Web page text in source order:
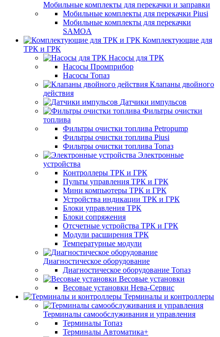
Мобильные комплекты для перекачки и заправки
Мобильные комплекты для перекачки Piusi
Мобильные комплекты для перекачки
SAMOA
Комплектующие для
ТРК и ГРК
Насосы для ТРК
Насосы Промприбор
Насосы Топаз
Клапаны двойного
действия
Датчики импульсов
Фильтры очистки
топлива
Фильтры очистки топлива Petropump
Фильтры очистки топлива Piusi
Фильтры очистки топлива Топаз
Электронные
устройства
Контроллеры ТРК и ГРК
Пульты управления ТРК и ГРК
Мини компьютеры ТРК и ГРК
Устройства индикации ТРК и ГРК
Блоки управления ТРК
Блоки сопряжения
Отсчетные устройства ТРК и ГРК
Модули расширения ТРК
Температурные модули
Диагностическое оборудование
Диагностическое оборудование Топаз
Весовые установки
Весовые установки Нева-Сервис
Терминалы и контроллеры
Терминалы самообслуживания и управления
Терминалы Топаз
Терминалы Автоматика+